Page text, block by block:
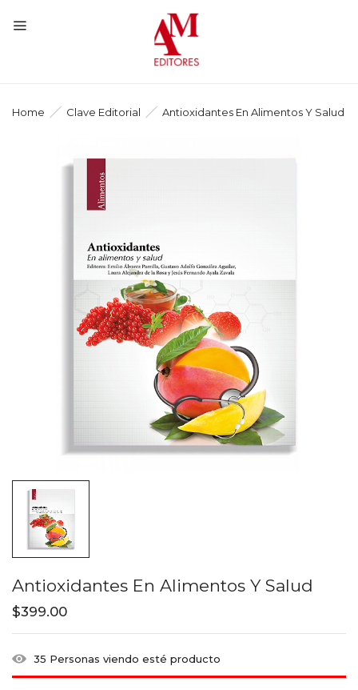
Home Clave Editorial Antioxidantes En Alimentos Y Salud
Antioxidantes En Alimentos Y Salud
$399.00
35 Personas viendo esté producto